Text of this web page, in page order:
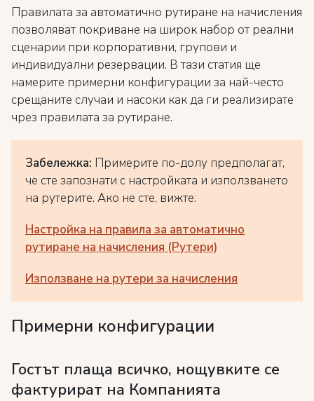
Правилата за автоматично рутиране на начисления
позволяват покриване на широк набор от реални
сценарии при корпоративни, групови и
индивидуални резервации. В тази статия ще
намерите примерни конфигурации за най-често
срещаните случаи и насоки как да ги реализирате
чрез правилата за рутиране.
Забележка: Примерите по-долу предполагат,
че сте запознати с настройката и използването
на рутерите. Ако не сте, вижте:
Настройка на правила за автоматично
рутиране на начисления (Рутери)
Използване на рутери за начисления
Примерни конфигурации
Гостът плаща всичко, нощувките се
фактурират на Компанията